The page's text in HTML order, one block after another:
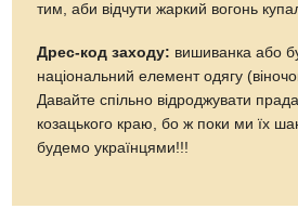
тим, аби відчути жаркий вогонь
Дрес-код заходу: вишиванка або
національний елемент одягу
Давайте спільно відроджувати
козацького краю, бо ж поки ми їх
будемо українцями!!!